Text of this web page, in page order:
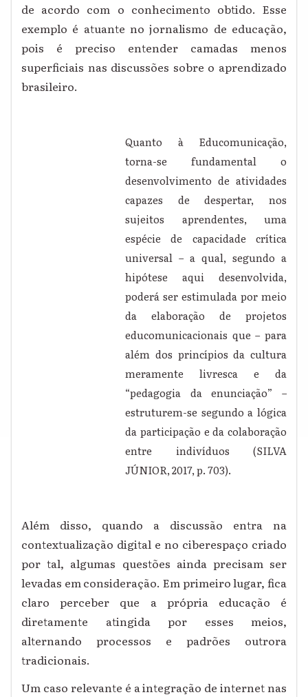
de acordo com o conhecimento obtido. Esse
exemplo é atuante no jornalismo de educação,
pois é preciso entender camadas menos
superficiais nas discussões sobre o aprendizado
brasileiro.
Quanto à Educomunicação,
torna-se fundamental o
desenvolvimento de atividades
capazes de despertar, nos
sujeitos aprendentes, uma
espécie de capacidade crítica
universal – a qual, segundo a
hipótese aqui desenvolvida,
poderá ser estimulada por meio
da elaboração de projetos
educomunicacionais que – para
além dos princípios da cultura
meramente livresca e da
“pedagogia da enunciação” –
estruturem-se segundo a lógica
da participação e da colaboração
entre indivíduos (SILVA
JÚNIOR, 2017, p. 703).
Além disso, quando a discussão entra na
contextualização digital e no ciberespaço criado
por tal, algumas questões ainda precisam ser
levadas em consideração. Em primeiro lugar, fica
claro perceber que a própria educação é
diretamente atingida por esses meios,
alternando processos e padrões outrora
tradicionais.
Um caso relevante é a integração de internet nas